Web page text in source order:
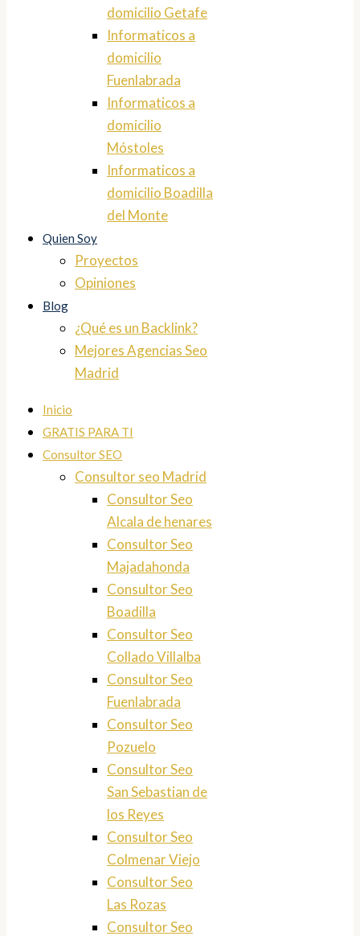
domicilio Getafe
Informaticos a
domicilio
Fuenlabrada
Informaticos a
domicilio
Móstoles
Informaticos a
domicilio Boadilla
del Monte
Quien Soy
Proyectos
Opiniones
Blog
¿Qué es un Backlink?
Mejores Agencias Seo
Madrid
Inicio
GRATIS PARA TI
Consultor SEO
Consultor seo Madrid
Consultor Seo
Alcala de henares
Consultor Seo
Majadahonda
Consultor Seo
Boadilla
Consultor Seo
Collado Villalba
Consultor Seo
Fuenlabrada
Consultor Seo
Pozuelo
Consultor Seo
San Sebastian de
los Reyes
Consultor Seo
Colmenar Viejo
Consultor Seo
Las Rozas
Consultor Seo